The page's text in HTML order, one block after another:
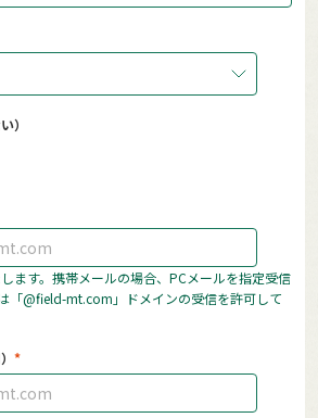
）
ます。携帯メールの場合、PCメールを指定受信
「@field-mt.com」ドメインの受信を許可して